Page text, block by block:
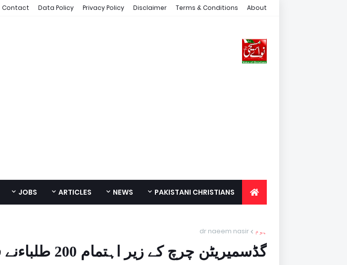
About
Terms & Conditions
Disclaimer
Privacy Policy
Data Policy
Contact
PAKISTANI CHRISTIANS
NEWS
ARTICLES
JOBS
ہوم dr naeem nasir
گڈسمیریٹن چرچ کے زیر